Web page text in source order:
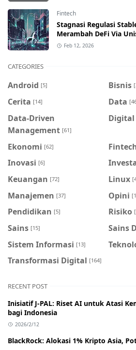
Fintech
Stagnasi Regulasi
Merambah DeFi Via
Feb 12, 2026
CATEGORIES
Android [5] Bisnis
Cerita [14] Data
Data-Driven
Management [61]
Digital
Ekonomi [62]
Inovasi [6]
Keuangan [72] Linux
Manajemen [37] Opini
Pendidikan [5] Risiko
Sains [15] Sains
Sistem Informasi [13]
Transformasi Digital [164]
RECENT POST
Inisiatif J-PAL: Riset AI untuk Atasi
bagi Indonesia
2026/2/12
BlackRock: Alokasi 1% Kripto Asia,